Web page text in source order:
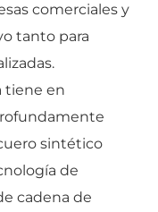
comerciales y
tanto para
tiene en
sintético
de
cadena de